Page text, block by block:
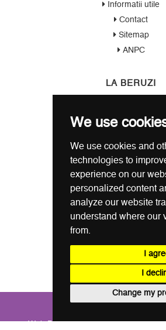
We use
We use cookies and
technologies to
experience on our
personalized content
analyze our website
understand where our
from.
I
I
Change my
Informatii utile
Contact
Sitemap
ANPC
LA BERUZI
Termeni si
Garantie / Politica
Politica de
Politica de Cookie
ANSPDCP
CONTACT
0721 80 05 68
office@laberuzi.ro
Str. Coltei nr. 6, Sect 3,